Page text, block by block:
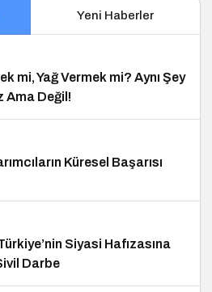
Yeni Haberler
mi, Yağ Vermek mi? Aynı Şey
Ama Değil!
Küresel Başarısı
Siyasi Hafızasına
Darbe